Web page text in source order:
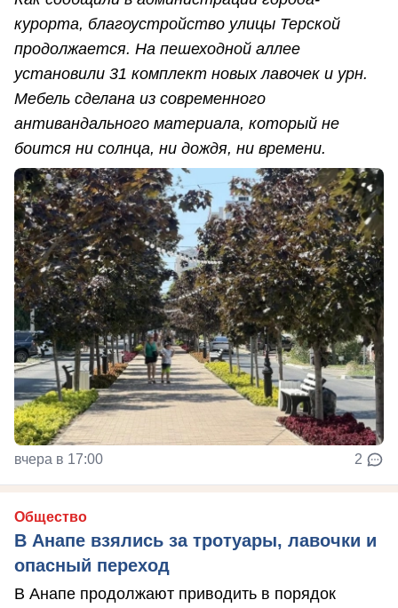
курорта, благоустройство улицы Терской
продолжается. На пешеходной аллее
установили 31 комплект новых лавочек и урн.
Мебель сделана из современного
антивандального материала, который не
боится ни солнца, ни дождя, ни времени.
вчера в 17:00 2
Общество
В Анапе взялись за тротуары, лавочки и
опасный переход
В Анапе продолжают приводить в порядок